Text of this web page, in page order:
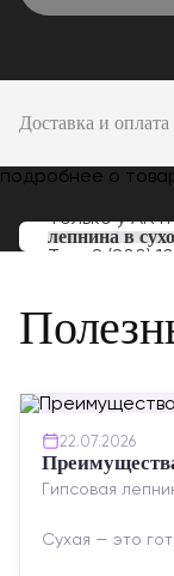
Доставка и оплата
подробнее о
Только у
лепнина в
Тел: 8 (800)
22.07.2026
Гипсовая
Сухая — это